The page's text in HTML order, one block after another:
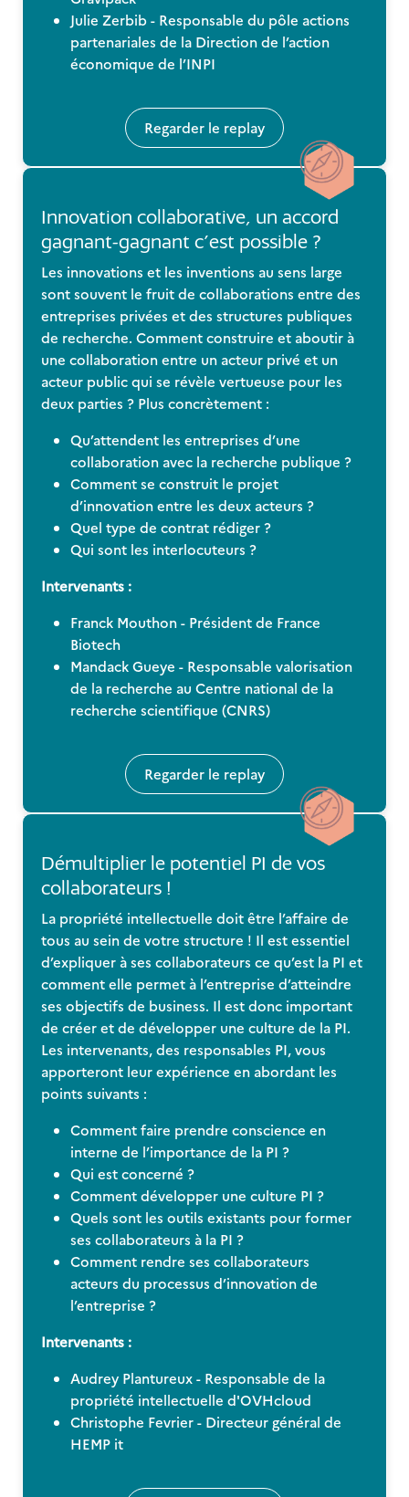
Julie Zerbib - Responsable du pôle actions
partenariales de la Direction de l’action
économique de l’INPI
Regarder le replay
Innovation collaborative, un accord
gagnant-gagnant c’est possible ?
Les innovations et les inventions au sens large
sont souvent le fruit de collaborations entre des
entreprises privées et des structures publiques
de recherche. Comment construire et aboutir à
une collaboration entre un acteur privé et un
acteur public qui se révèle vertueuse pour les
deux parties ? Plus concrètement :
Qu’attendent les entreprises d’une
collaboration avec la recherche publique ?
Comment se construit le projet
d’innovation entre les deux acteurs ?
Quel type de contrat rédiger ?
Qui sont les interlocuteurs ?
Intervenants :
Franck Mouthon - Président de France
Biotech
Mandack Gueye - Responsable valorisation
de la recherche au Centre national de la
recherche scientifique (CNRS)
Regarder le replay
Démultiplier le potentiel PI de vos
collaborateurs !
La propriété intellectuelle doit être l’affaire de
tous au sein de votre structure ! Il est essentiel
d’expliquer à ses collaborateurs ce qu’est la PI et
comment elle permet à l’entreprise d’atteindre
ses objectifs de business. Il est donc important
de créer et de développer une culture de la PI.
Les intervenants, des responsables PI, vous
apporteront leur expérience en abordant les
points suivants :
Comment faire prendre conscience en
interne de l’importance de la PI ?
Qui est concerné ?
Comment développer une culture PI ?
Quels sont les outils existants pour former
ses collaborateurs à la PI ?
Comment rendre ses collaborateurs
acteurs du processus d’innovation de
l’entreprise ?
Intervenants :
Audrey Plantureux - Responsable de la
propriété intellectuelle d'OVHcloud
Christophe Fevrier - Directeur général de
HEMP it